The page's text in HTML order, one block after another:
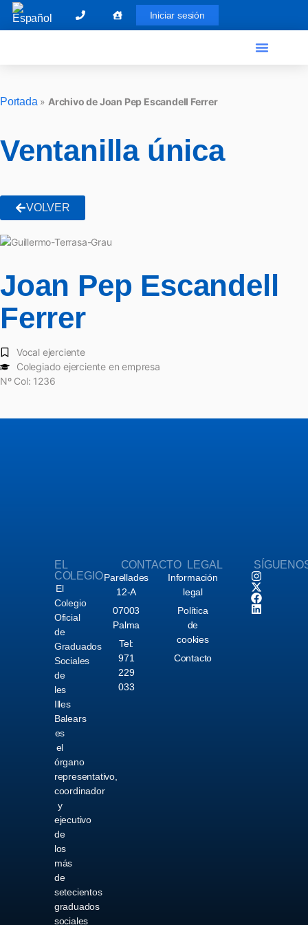
Iniciar sesión
Portada » Archivo de Joan Pep Escandell Ferrer
Ventanilla única
VOLVER
Joan Pep Escandell
Ferrer
Vocal ejerciente
Colegiado ejerciente en empresa
Nº Col: 1236
EL
COLEGIO
El
Colegio
Oficial
de
Graduados
Sociales
de
les
Illes
Balears
es
el
órgano
representativo,
coordinador
y
ejecutivo
de
los
más
de
setecientos
graduados
sociales
CONTACTO
Parellades
12-A
07003
Palma
Tel:
971
229
033
LEGAL
Información
legal
Política
de
cookies
Contacto